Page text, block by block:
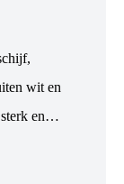
en